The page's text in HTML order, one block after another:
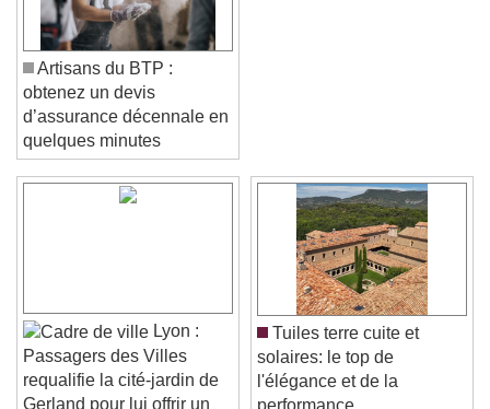
Skip Forward
Unmute
Current Time0:00
/
Duration-:-
Loaded:0%
Artisans du BTP :
obtenez un devis
d’assurance décennale en
quelques minutes
Lyon :
Passagers des Villes
requalifie la cité-jardin de
Tuiles terre cuite et
solaires: le top de
l'élégance et de la